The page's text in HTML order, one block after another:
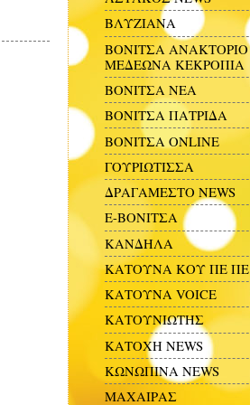
ΒΛΥΖΙΑΝΑ
ΒΟΝΙΤΣΑ ΑΝΑΚΤΟΡΙΟ
ΜΕΔΕΩΝΑ ΚΕΚΡΟΠΙΑ
ΒΟΝΙΤΣΑ ΝΕΑ
ΒΟΝΙΤΣΑ ΠΑΤΡΙΔΑ
ΒΟΝΙΤΣΑ ONLINE
ΓΟΥΡΙΩΤΙΣΣΑ
ΔΡΑΓΑΜΕΣΤΟ NEWS
Ε-ΒΟΝΙΤΣΑ
ΚΑΝΔΗΛΑ
ΚΑΤΟΥΝΑ ΚΟΥ ΠΕ ΠΕ
ΚΑΤΟΥΝΑ VOICE
ΚΑΤΟΥΝΙΩΤΗΣ
ΚΑΤΟΧΗ NEWS
ΚΩΝΩΠΙΝΑ NEWS
ΜΑΧΑΙΡΑΣ